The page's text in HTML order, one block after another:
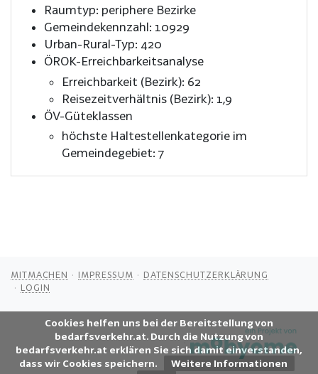
Cookies helfen uns bei der Bereitstellung von
bedarfsverkehr.at. Durch die Nutzung von
bedarfsverkehr.at erklären Sie sich damit einverstanden,
dass wir Cookies speichern.
Weitere Informationen
Raumtyp: periphere Bezirke
Gemeindekennzahl: 10929
Urban-Rural-Typ: 420
ÖROK-Erreichbarkeitsanalyse
Erreichbarkeit (Bezirk): 62
Reisezeitverhältnis (Bezirk): 1,9
ÖV-Güteklassen
höchste Haltestellenkategorie im
Gemeindegebiet: 7
MITMACHEN IMPRESSUM
DATENSCHUTZERKLÄRUNG
LOGIN